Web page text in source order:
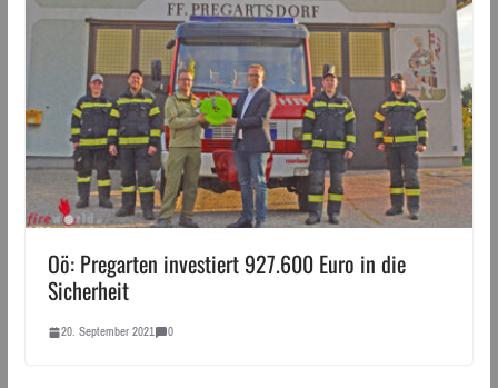
Oö: Pregarten investiert 927.600 Euro in die
Sicherheit
20. September 2021 0